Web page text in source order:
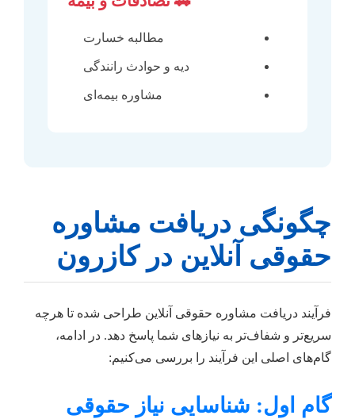
مطالبه خسارت
دیه و حوادث رانندگی
مشاوره بیمه‌ای
چگونگی دریافت مشاوره
حقوقی آنلاین در کازرون
فرآیند دریافت مشاوره حقوقی آنلاین طراحی شده تا هرچه
سریع‌تر و شفاف‌تر به نیازهای شما پاسخ دهد. در ادامه،
گام‌های اصلی این فرآیند را بررسی می‌کنیم:
گام اول: شناسایی نیاز حقوقی